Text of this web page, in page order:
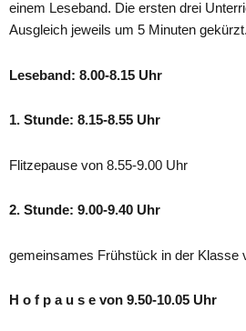
einem Leseband. Die ersten drei
Ausgleich jeweils um 5 Minuten gekürzt.
Leseband: 8.00-8.15 Uhr
1. Stunde: 8.15-8.55 Uhr
Flitzepause von 8.55-9.00 Uhr
2. Stunde: 9.00-9.40 Uhr
gemeinsames Frühstück in der Klasse
H o f p a u s e von 9.50-10.05 Uhr